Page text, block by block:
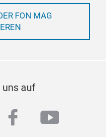
FON MAG
uns auf
facebook